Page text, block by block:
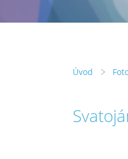
Úvod